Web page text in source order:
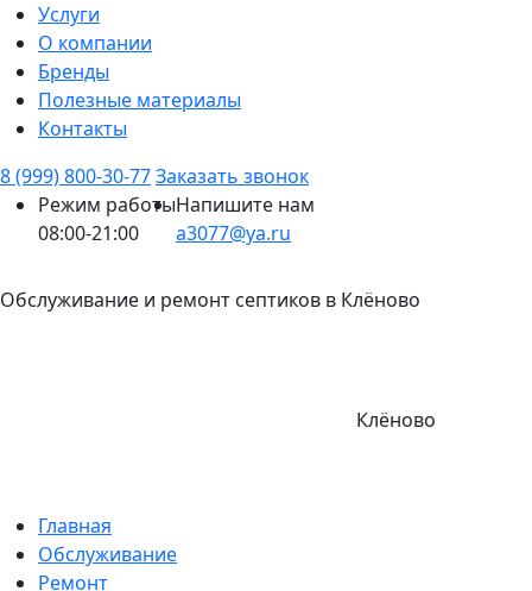
Услуги
О компании
Бренды
Полезные материалы
Контакты
8 (999) 800-30-77Заказать звонок
Режим работы
08:00-21:00
Напишите нам
a3077@ya.ru
Обслуживание и ремонт септиков в Клёново
Клёново
Главная
Обслуживание
Ремонт